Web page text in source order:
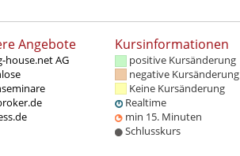
Angebote
house.net AG
Kursinformationen
positive Kursänderung
negative Kursänderung
Keine Kursänderung
Realtime
min 15. Minuten
Schlusskurs